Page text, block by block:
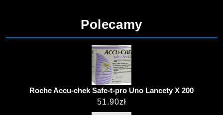
Polecamy
Roche Accu-chek Safe-t-pro Uno Lancety X 200
51.90zł